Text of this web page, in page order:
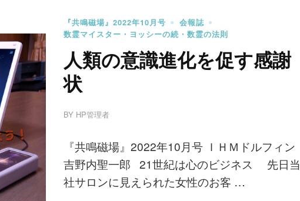
『共鳴磁場』2022年10月号
会報誌
数霊マイスター・ヨッシーの続・数霊の法則
人類の意識進化を促す感謝
状
BY HP管理者
『共鳴磁場』2022年10月号 ＩＨＭドルフィン
吉野内聖一郎 21世紀は心のビジネス 先日当
社サロンに見えられた女性のお客 …